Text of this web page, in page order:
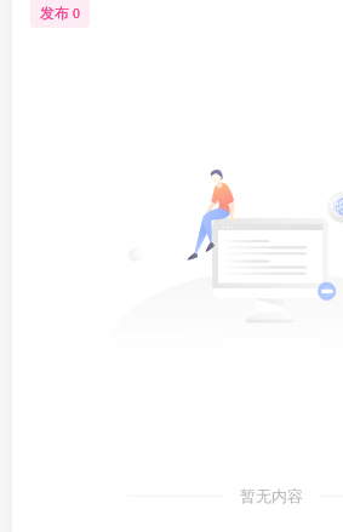
发布 0
暂无内容